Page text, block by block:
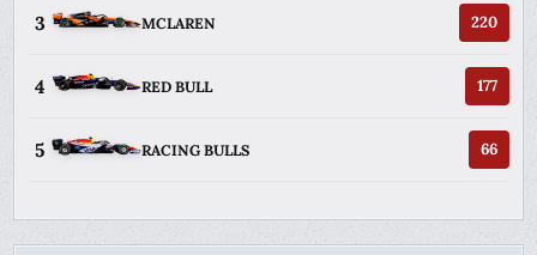
3 MCLAREN 220
4 RED BULL 177
5 RACING BULLS 66